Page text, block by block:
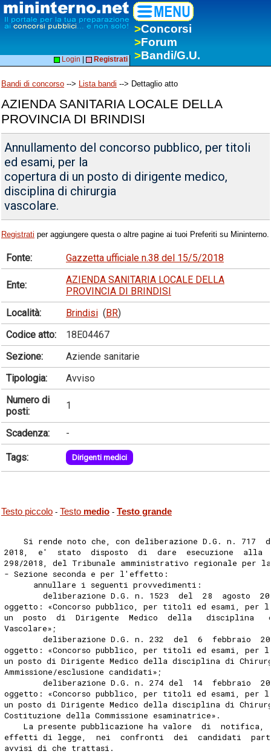
>Concorsi
>Forum
>Bandi/G.U.
Login Registrati
Bandi di concorso --> Lista bandi --> Dettaglio atto
AZIENDA SANITARIA LOCALE DELLA
PROVINCIA DI BRINDISI
Annullamento del concorso pubblico, per titoli
ed esami, per la
copertura di un posto di dirigente medico,
disciplina di chirurgia
vascolare.
Registrati per aggiungere questa o altre pagine ai tuoi Preferiti su Mininterno.
Fonte: Gazzetta ufficiale n.38 del 15/5/2018
Ente:
AZIENDA SANITARIA LOCALE DELLA
PROVINCIA DI BRINDISI
Località:
Brindisi (BR)
Codice atto:
18E04467
Sezione:
Aziende sanitarie
Tipologia:
Avviso
Numero di
posti:
1
Scadenza: -
Tags: Dirigenti medici
Testo piccolo - Testo medio - Testo grande
Si rende noto che, con deliberazione D.G. n. 717
2018,  e'  stato  disposto  di  dare  esecuzione  alla
298/2018, del Tribunale amministrativo regionale per
- Sezione seconda e per l'effetto:
      annullare i seguenti provvedimenti:
deliberazione D.G. n. 1523  del  28  agosto
oggetto: «Concorso pubblico, per titoli ed esami, per
un  posto  di  Dirigente  Medico  della   disciplina
Vascolare»;
deliberazione D.G. n. 232  del  6  febbraio
oggetto: «Concorso pubblico, per titoli ed esami, per
un posto di Dirigente Medico della disciplina di
Ammissione/esclusione candidati»;
deliberazione D.G. n. 274 del  14  febbraio
oggetto: «Concorso pubblico, per titoli ed esami, per
un posto di Dirigente Medico della disciplina di
Costituzione della Commissione esaminatrice».
La presente pubblicazione ha valore  di  notifica,
effetti di legge,  nei  confronti  dei  candidati
avvisi di che trattasi.